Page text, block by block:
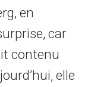
en
car
contenu
elle